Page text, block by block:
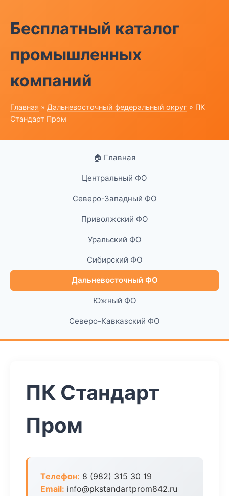
Бесплатный каталог
промышленных
компаний
Главная » Дальневосточный федеральный округ » ПК
Стандарт Пром
🏠 Главная
Центральный ФО
Северо-Западный ФО
Приволжский ФО
Уральский ФО
Сибирский ФО
Дальневосточный ФО
Южный ФО
Северо-Кавказский ФО
ПК Стандарт
Пром
Телефон: 8 (982) 315 30 19
Email: info@pkstandartprom842.ru